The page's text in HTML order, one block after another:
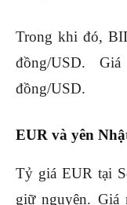
Trong khi đó,
đồng/USD.
đồng/USD.
EUR và yên
Tỷ giá EUR tại
giữ nguyên. Giá